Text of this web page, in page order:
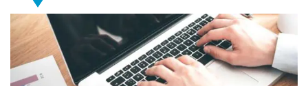
2 家
事
代